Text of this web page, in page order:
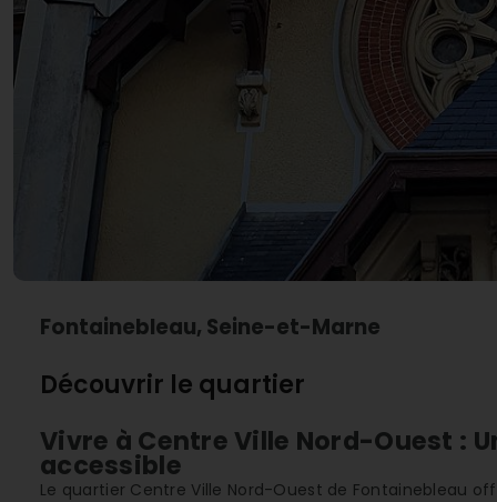
Fontainebleau, Seine-et-Marne
Découvrir le quartier
Vivre à Centre Ville Nord-Ouest :
accessible
Le quartier Centre Ville Nord-Ouest de Fontainebleau